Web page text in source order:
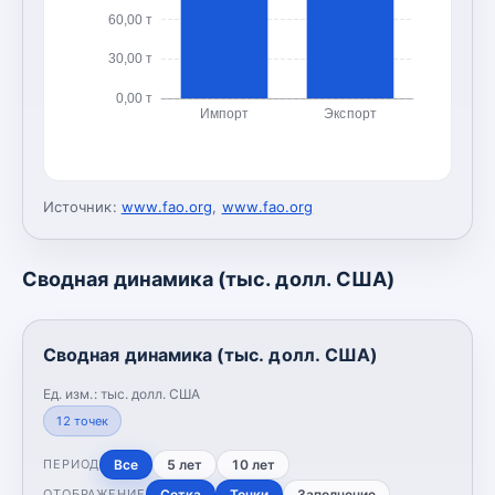
0,00 т
30,00 т
60,00 т
Импорт Экспорт
Источник: www.fao.org, www.fao.org
Сводная динамика (тыс. долл. США)
Сводная динамика (тыс. долл. США)
Ед. изм.: тыс. долл. США
12 точек
ПЕРИОД Все 5 лет 10 лет